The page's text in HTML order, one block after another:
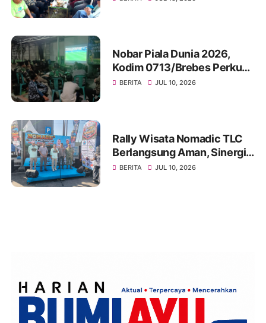
Nobar Piala Dunia 2026,
Kodim 0713/Brebes Perkuat
Kemanunggalan TNI-Rakyat
BERITA JUL 10, 2026
Rally Wisata Nomadic TLC
Berlangsung Aman, Sinergi
Polres Brebes dan Instansi
BERITA JUL 10, 2026